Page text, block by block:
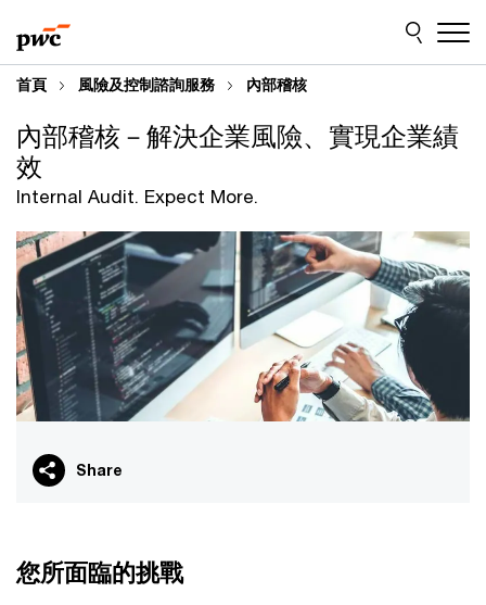
to
content
to
footer
首頁 風險及控制諮詢服務 內部稽核
Internal Audit. Expect More.
內部稽核－解決企業風險、實現企業績
效
Share
您所面臨的挑戰